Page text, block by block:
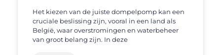
Het kiezen van de juiste dompelpomp kan een
cruciale beslissing zijn, vooral in een land als
België, waar overstromingen en waterbeheer
van groot belang zijn. In deze